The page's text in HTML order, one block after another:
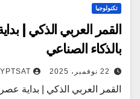
تكنولوجيا
القمر العربي الذكي |
بالذكاء الصناعي
22 نوفمبر، 2025
القمر العربي الذكي | بداية